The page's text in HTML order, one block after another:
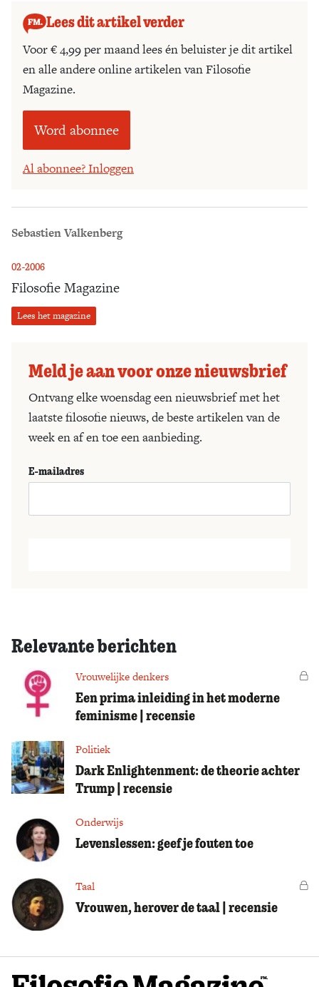
02-2006
Filosofie Magazine
Lees het magazine
Lees dit artikel verder
Voor € 4,99 per maand lees én beluister je dit artikel
en alle andere online artikelen van Filosofie
Magazine.
Word abonnee
Al abonnee? Inloggen
Sebastien Valkenberg
Meld je aan voor onze nieuwsbrief
Ontvang elke woensdag een nieuwsbrief met het
laatste filosofie nieuws, de beste artikelen van de
week en af en toe een aanbieding.
E-mailadres
Relevante berichten
Vrouwelijke denkers
Een prima inleiding in het moderne
feminisme | recensie
Politiek
Dark Enlightenment: de theorie achter
Trump | recensie
Onderwijs
Levenslessen: geef je fouten toe
Taal
Vrouwen, herover de taal | recensie